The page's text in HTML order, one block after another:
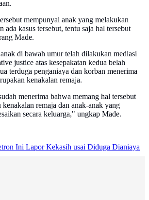
mempunyai anak yang melakukan
ada kasus tersebut, tentu saja hal tersebut
Made.
di bawah umur telah dilakukan mediasi
justice atas kesepakatan kedua belah
terduga penganiaya dan korban menerima
kenakalan remaja.
menerima bahwa memang hal tersebut
kenakalan remaja dan anak-anak yang
secara keluarga," ungkap Made.
Ini Lapor Kekasih usai Diduga Dianiaya